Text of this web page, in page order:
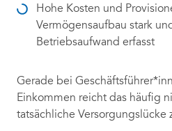
Hohe Kosten und
Vermögensaufbau stark
Betriebsaufwand erfasst
Gerade bei
Einkommen reicht das häufig
tatsächliche Versorgungslücke